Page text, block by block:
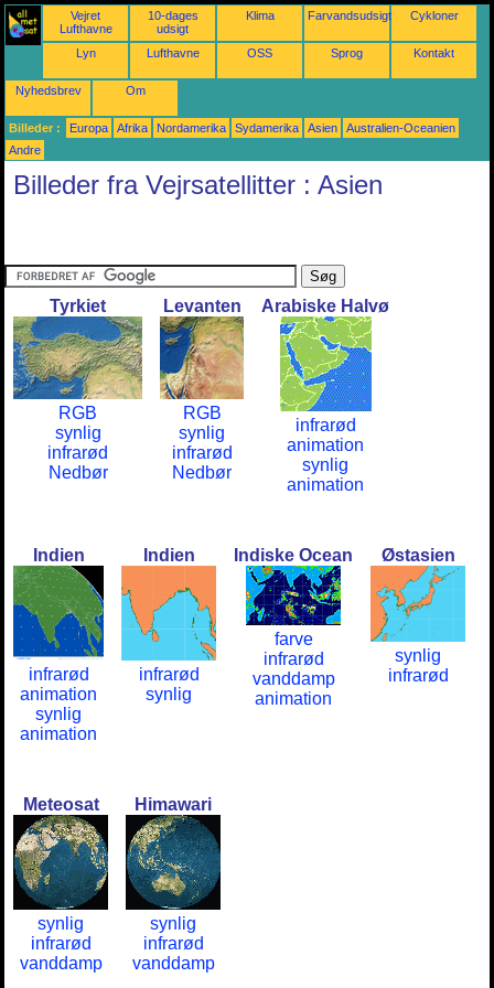
Vejret
Lufthavne
10-dages
udsigt
Klima Farvandsudsigter Cykloner
Lyn Lufthavne OSS Sprog Kontakt
Nyhedsbrev Om
Billeder : Europa Afrika Nordamerika Sydamerika Asien
Australien-Oceanien
Andre
Billeder fra Vejrsatellitter : Asien
Tyrkiet
RGB
synlig
infrarød
Nedbør
Levanten
RGB
synlig
infrarød
Nedbør
Arabiske Halvø
infrarød
animation
synlig
animation
Indien
infrarød
animation
synlig
animation
Indien
infrarød
synlig
Indiske Ocean
farve
infrarød
vanddamp
animation
Østasien
synlig
infrarød
Meteosat
synlig
infrarød
vanddamp
Himawari
synlig
infrarød
vanddamp